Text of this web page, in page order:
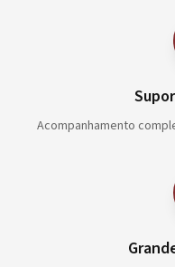
Acompanhamento